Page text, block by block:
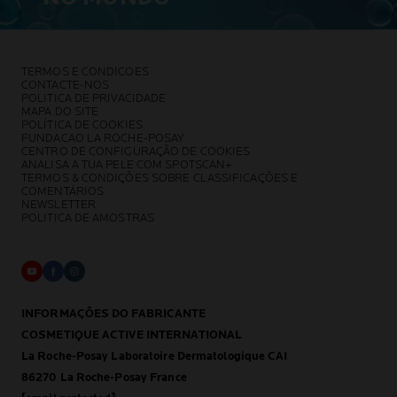
TERMOS E CONDICOES
CONTACTE-NOS
POLITICA DE PRIVACIDADE
MAPA DO SITE
POLÍTICA DE COOKIES
FUNDACAO LA ROCHE-POSAY
CENTRO DE CONFIGURAÇÃO DE COOKIES
ANALISA A TUA PELE COM SPOTSCAN+
TERMOS & CONDIÇÕES SOBRE CLASSIFICAÇÕES E
COMENTÁRIOS
NEWSLETTER
POLITICA DE AMOSTRAS
INFORMAÇÕES DO FABRICANTE
COSMETIQUE ACTIVE INTERNATIONAL
La Roche-Posay Laboratoire Dermatologique CAI
86270 La Roche-Posay France